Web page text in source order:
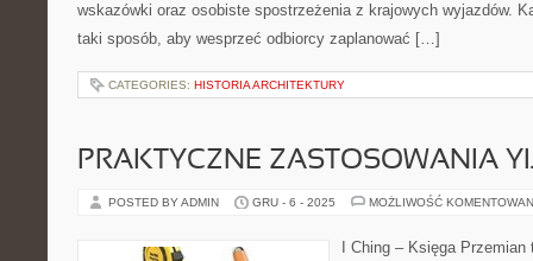
wskazówki oraz osobiste spostrzeżenia z krajowych wyjazdów.
taki sposób, aby wesprzeć odbiorcy zaplanować […]
CATEGORIES: HISTORIA ARCHITEKTURY
PRAKTYCZNE ZASTOSOWANIA
POSTED BY ADMIN GRU - 6 - 2025 MOŻLIWOŚĆ
I Ching – Księga